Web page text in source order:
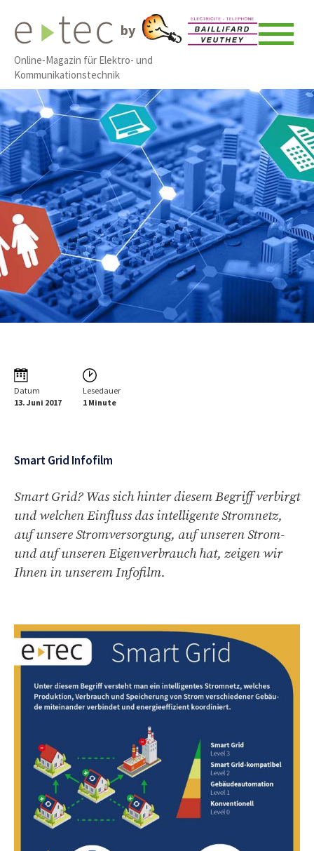
by
Online-Magazin für Elektro- und
Kommunikationstechnik
Datum
13. Juni 2017
Lesedauer
1 Minute
Smart Grid Infofilm
Smart Grid? Was sich hinter diesem Begriff verbirgt
und welchen Einfluss das intelligente Stromnetz,
auf unsere Stromversorgung, auf unseren Strom-
und auf unseren Eigenverbrauch hat, zeigen wir
Ihnen in unserem Infofilm.